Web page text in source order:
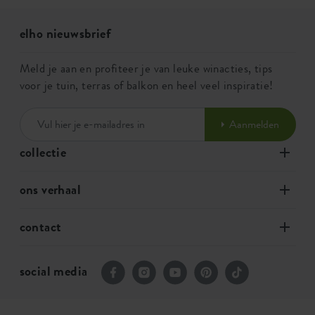
collectie
ons verhaal
contact
elho nieuwsbrief
Meld je aan en profiteer je van leuke winacties, tips
voor je tuin, terras of balkon en heel veel inspiratie!
Aanmelden
social media